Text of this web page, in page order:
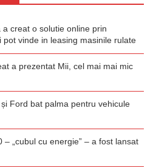
creat o solutie online prin
pot vinde in leasing masinile rulate
a prezentat Mii, cel mai mai mic
Ford bat palma pentru vehicule
– „cubul cu energie” – a fost lansat